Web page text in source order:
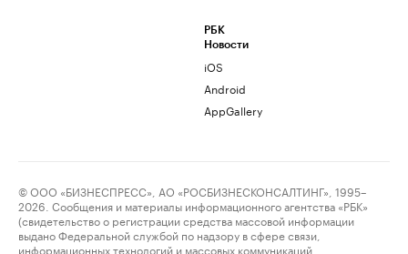
РБК
Новости
iOS
Android
AppGallery
© ООО «БИЗНЕСПРЕСС», АО «РОСБИЗНЕСКОНСАЛТИНГ», 1995–
2026. Сообщения и материалы информационного агентства «РБК»
(свидетельство о регистрации средства массовой информации
выдано Федеральной службой по надзору в сфере связи,
информационных технологий и массовых коммуникаций